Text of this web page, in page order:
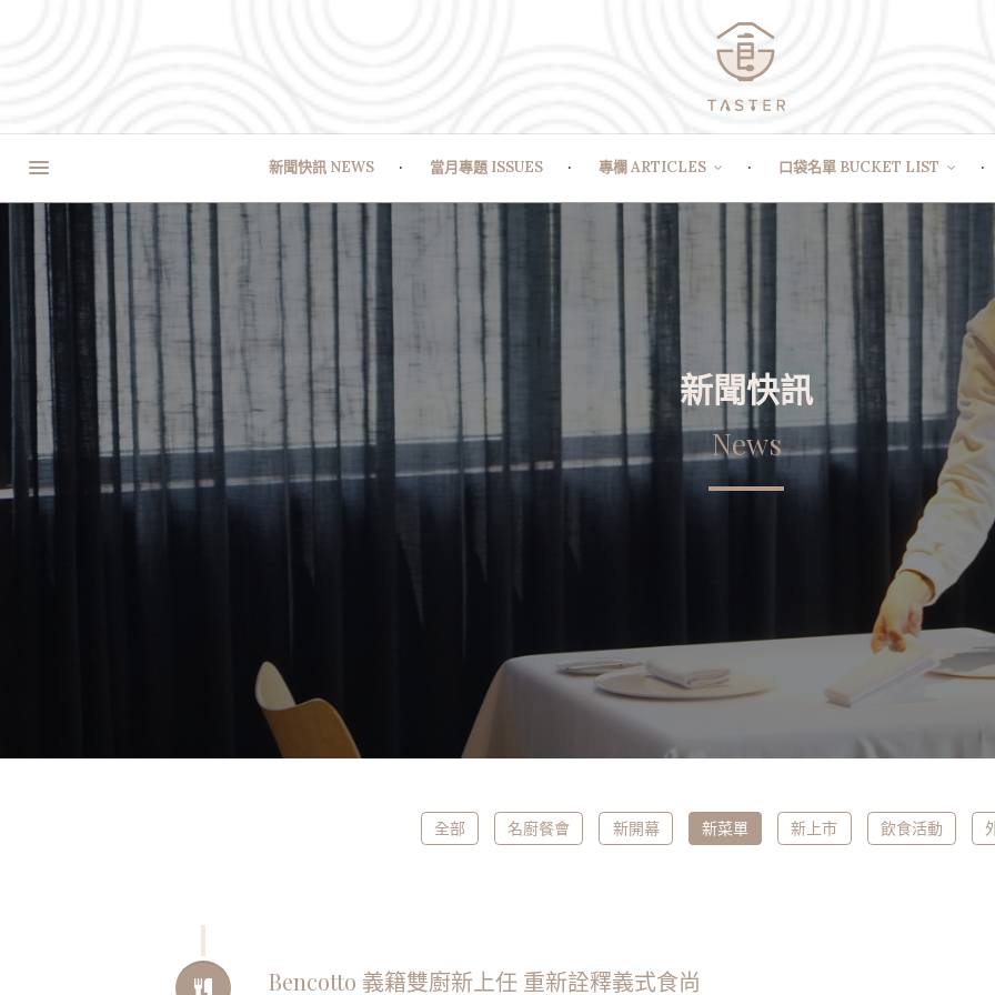
新聞快訊 NEWS 當月專題 ISSUES 專欄 ARTICLES 口袋名單 BUCKET LIST
新聞快訊
News
全部 名廚餐會 新開幕 新菜單 新上市 飲食活動
Bencotto 義籍雙廚新上任 重新詮釋義式食尚